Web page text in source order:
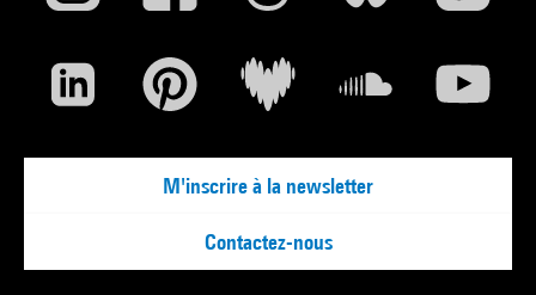
M'inscrire à la newsletter
Contactez-nous